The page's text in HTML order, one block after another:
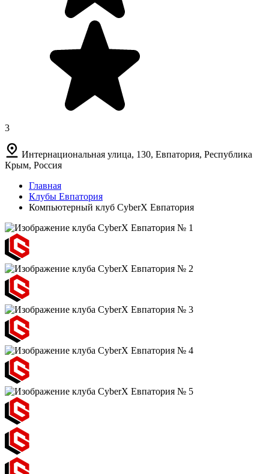
3
Интернациональная улица, 130, Евпатория, Республика
Крым, Россия
Главная
Клубы Евпатория
Компьютерный клуб CyberX Евпатория